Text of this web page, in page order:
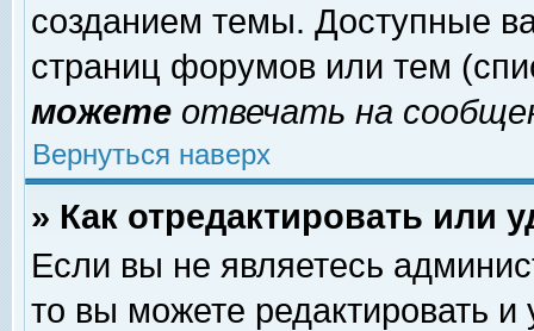
созданием темы. Доступные
страниц форумов или тем
можете отвечать на
Вернуться наверх
» Как отредактировать или
Если вы не являетесь
то вы можете редактировать и